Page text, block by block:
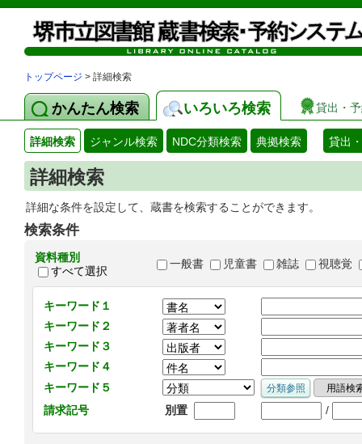
トップページ > 詳細検索
かんたん検索 いろいろ検索 貸出・
詳細検索 ジャンル検索 NDC分類検索 典拠検索 貸出
詳細検索
詳細な条件を設定して、蔵書を検索することができます。
検索条件
資料種別
すべて選択
一般書 児童書 雑誌 視聴覚
キーワード１
キーワード２
キーワード３
キーワード４
キーワード５
請求記号
別置 /